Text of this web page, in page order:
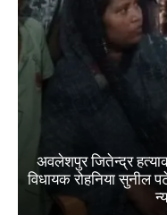
अवलेशपुर जितेन्द्र
विधायक रोहनिया सुनील